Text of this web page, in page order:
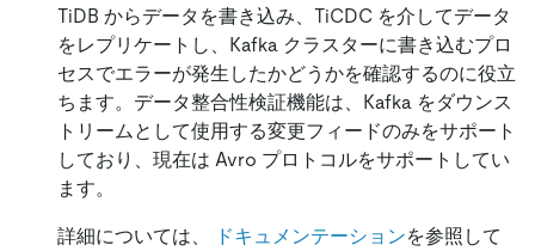
TiDB からデータを書き込み、TiCDC を介してデータ
をレプリケートし、Kafka クラスターに書き込むプロ
セスでエラーが発生したかどうかを確認するのに役立
ちます。データ整合性検証機能は、Kafka をダウンス
トリームとして使用する変更フィードのみをサポート
しており、現在は Avro プロトコルをサポートしてい
ます。
詳細については、 ドキュメンテーションを参照して